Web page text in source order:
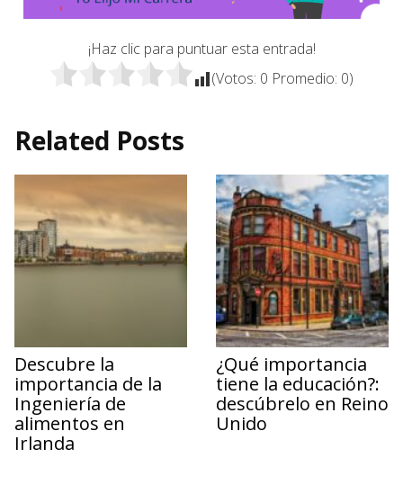
¡Haz clic para puntuar esta entrada!
(Votos: 0 Promedio: 0)
Related Posts
Descubre la
importancia de la
Ingeniería de
alimentos en
Irlanda
¿Qué importancia
tiene la educación?:
descúbrelo en Reino
Unido